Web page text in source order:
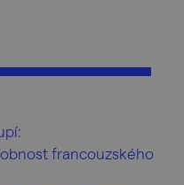
francouzského